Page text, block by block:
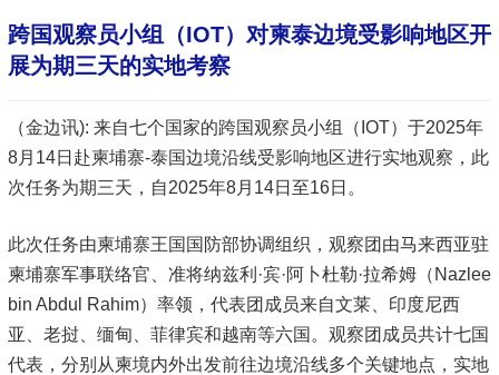
跨国观察员小组（IOT）对柬泰边境受影响地区开
展为期三天的实地考察
（金边讯): 来自七个国家的跨国观察员小组（IOT）于2025年
8月14日赴柬埔寨-泰国边境沿线受影响地区进行实地观察，此
次任务为期三天，自2025年8月14日至16日。
此次任务由柬埔寨王国国防部协调组织，观察团由马来西亚驻
柬埔寨军事联络官、准将纳兹利·宾·阿卜杜勒·拉希姆（Nazlee
bin Abdul Rahim）率领，代表团成员来自文莱、印度尼西
亚、老挝、缅甸、菲律宾和越南等六国。观察团成员共计七国
代表，分别从柬境内外出发前往边境沿线多个关键地点，实地